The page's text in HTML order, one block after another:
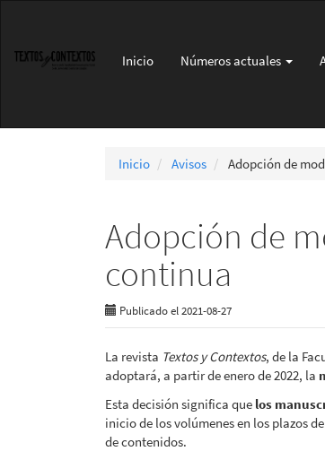
principal
Inicio Números actuales
Inicio Avisos Adopción de
Adopción de
continua
Publicado el 2021-08-27
La revista Textos y Contextos, de la
adoptará, a partir de enero de 2022, la
Esta decisión significa que los
inicio de los volúmenes en los plazos
de contenidos.